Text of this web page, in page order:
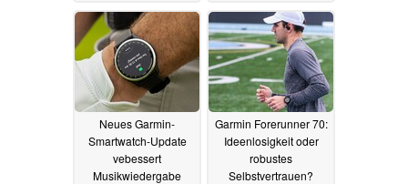
13.05.2026
Neues Garmin-
Smartwatch-Update
vebessert
Musikwiedergabe
Garmin Forerunner 70:
Ideenlosigkeit oder
robustes
Selbstvertrauen?